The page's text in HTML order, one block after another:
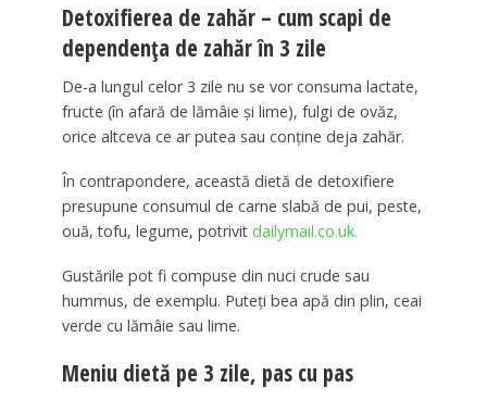
Detoxifierea de zahăr – cum scapi de
dependența de zahăr în 3 zile
De-a lungul celor 3 zile nu se vor consuma lactate,
fructe (în afară de lămâie și lime), fulgi de ovăz,
orice altceva ce ar putea sau conține deja zahăr.
În contrapondere, această dietă de detoxifiere
presupune consumul de carne slabă de pui, peste,
ouă, tofu, legume, potrivit dailymail.co.uk.
Gustările pot fi compuse din nuci crude sau
hummus, de exemplu. Puteți bea apă din plin, ceai
verde cu lămâie sau lime.
Meniu dietă pe 3 zile, pas cu pas